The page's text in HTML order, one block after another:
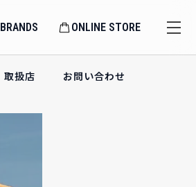
BRANDS ONLINE STORE
取扱店 お問い合わせ